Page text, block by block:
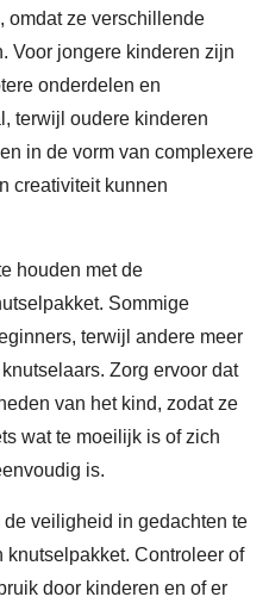
omdat ze verschillende
Voor jongere kinderen zijn
onderdelen en
terwijl oudere kinderen
in de vorm van complexere
creativiteit kunnen
houden met de
Sommige
terwijl andere meer
Zorg ervoor dat
van het kind, zodat ze
wat te moeilijk is of zich
is.
veiligheid in gedachten te
knutselpakket. Controleer of
door kinderen en of er